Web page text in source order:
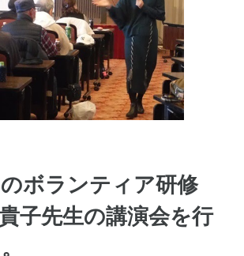
のボランティア研修
子先生の講演会を行